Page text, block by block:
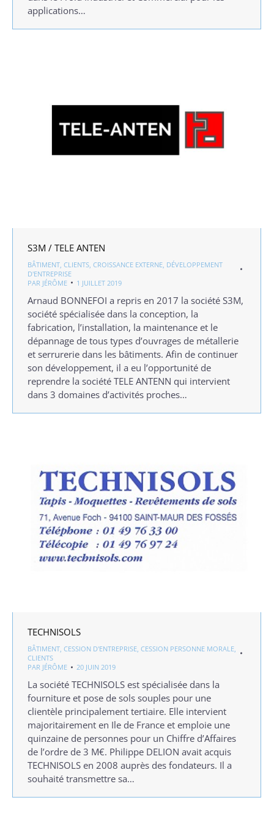
applications…
S3M / TELE ANTEN
BÂTIMENT CLIENTS CROISSANCE EXTERNE DÉVELOPPEMENT
D'ENTREPRISE
PAR JÉRÔME 1 JUILLET 2019
Arnaud BONNEFOI a repris en 2017 la société S3M,
société spécialisée dans la conception, la
fabrication, l’installation, la maintenance et le
dépannage de tous types d’ouvrages de métallerie
et serrurerie dans les bâtiments. Afin de continuer
son développement, il a eu l’opportunité de
reprendre la société TELE ANTENN qui intervient
dans 3 domaines d’activités proches…
TECHNISOLS
BÂTIMENT, CESSION D'ENTREPRISE, CESSION PERSONNE MORALE,
CLIENTS
PAR JÉRÔME 20 JUIN 2019
La société TECHNISOLS est spécialisée dans la
fourniture et pose de sols souples pour une
clientèle principalement tertiaire. Elle intervient
majoritairement en Ile de France et emploie une
quinzaine de personnes pour un Chiffre d’Affaires
de l’ordre de 3 M€. Philippe DELION avait acquis
TECHNISOLS en 2008 auprès des fondateurs. Il a
souhaité transmettre sa…